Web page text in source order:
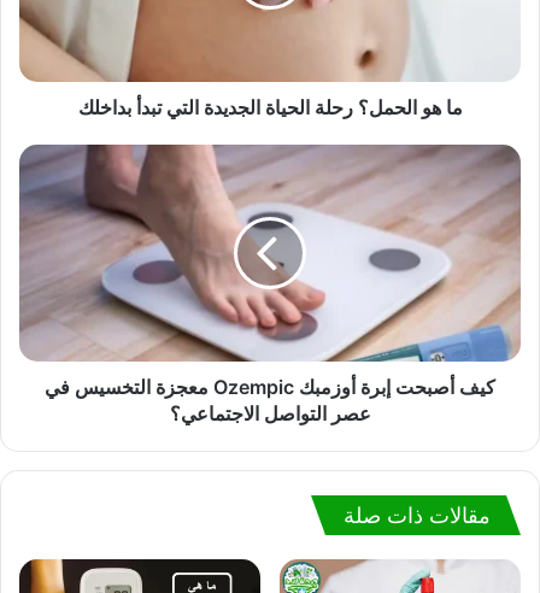
ما هو الحمل؟ رحلة الحياة الجديدة التي تبدأ بداخلك
كيف أصبحت إبرة أوزمبك Ozempic معجزة التخسيس في
عصر التواصل الاجتماعي؟
مقالات ذات صلة